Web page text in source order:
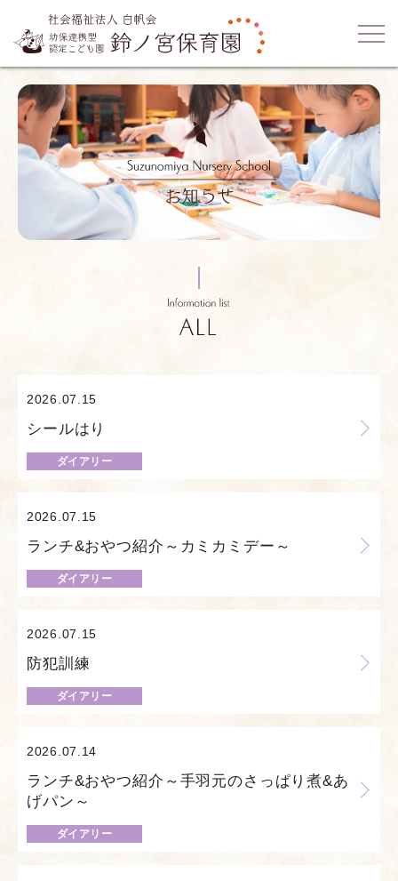
2026.07.15
シールはり
ダイアリー
2026.07.15
ランチ&おやつ紹介～カミカミデー～
ダイアリー
2026.07.15
防犯訓練
ダイアリー
2026.07.14
ランチ&おやつ紹介～手羽元のさっぱり煮&あ
げパン～
ダイアリー